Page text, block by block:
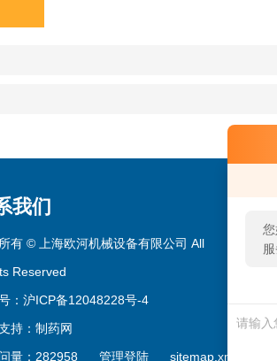
我们
有 © 上海欧河机械设备有限公司 All
Reserved
：沪ICP备12048228号-4
持： 制药网
量：282958 管理登陆 sitemap.xml